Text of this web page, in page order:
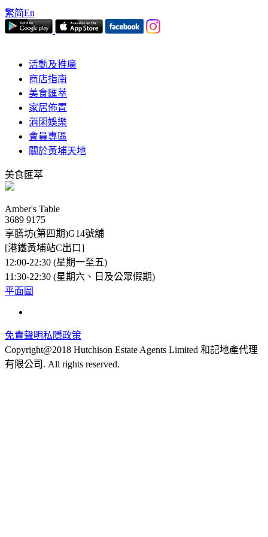
繁简En
活動及推廣
商店指南
美食匯萃
家居佈置
消閑娛樂
會員專區
關於黃埔天地
美食匯萃
Amber's Table
3689 9175
享膳坊(第四期)G14號舖
[港鐵黃埔站C出口]
12:00-22:30 (星期一至五)
11:30-22:30 (星期六、日及公眾假期)
平面圖
免責聲明私隱政策
Copyright@2018 Hutchison Estate Agents Limited 和記地產代理
有限公司. All rights reserved.